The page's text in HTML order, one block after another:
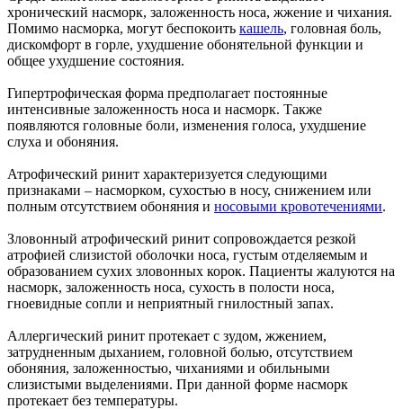
хронический насморк, заложенность носа, жжение и чихания.
Помимо насморка, могут беспокоить кашель, головная боль,
дискомфорт в горле, ухудшение обонятельной функции и
общее ухудшение состояния.
Гипертрофическая форма предполагает постоянные
интенсивные заложенность носа и насморк. Также
появляются головные боли, изменения голоса, ухудшение
слуха и обоняния.
Атрофический ринит характеризуется следующими
признаками – насморком, сухостью в носу, снижением или
полным отсутствием обоняния и носовыми кровотечениями.
Зловонный атрофический ринит сопровождается резкой
атрофией слизистой оболочки носа, густым отделяемым и
образованием сухих зловонных корок. Пациенты жалуются на
насморк, заложенность носа, сухость в полости носа,
гноевидные сопли и неприятный гнилостный запах.
Аллергический ринит протекает с зудом, жжением,
затрудненным дыханием, головной болью, отсутствием
обоняния, заложенностью, чиханиями и обильными
слизистыми выделениями. При данной форме насморк
протекает без температуры.